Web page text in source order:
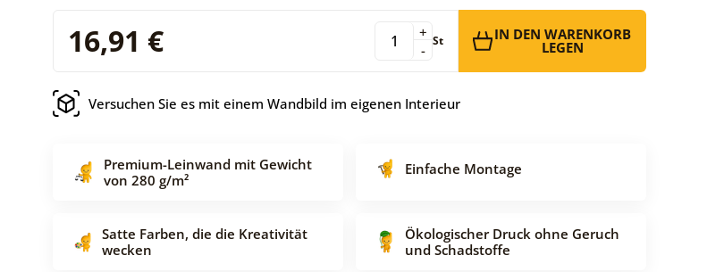
16,91 € -
+ St IN DEN WARENKORB
LEGEN
Versuchen Sie es mit einem Wandbild im eigenen Interieur
Premium-Leinwand mit Gewicht
von 280 g/m²
Einfache Montage
Satte Farben, die die Kreativität
wecken
Ökologischer Druck ohne Geruch
und Schadstoffe